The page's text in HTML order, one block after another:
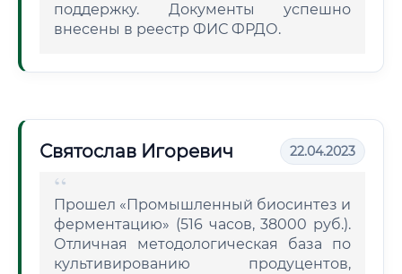
поддержку. Документы успешно
внесены в реестр ФИС ФРДО.
Святослав Игоревич 22.04.2023
Прошел «Промышленный биосинтез и
ферментацию» (516 часов, 38000 руб.).
Отличная методологическая база по
культивированию продуцентов,